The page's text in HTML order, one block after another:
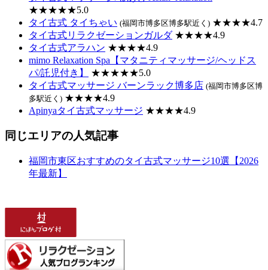
★★★★★5.0
タイ古式 タイちゃい (福岡市博多区博多駅近く) ★★★★4.7
タイ古式リラクゼーションガルダ★★★★4.9
タイ古式アラハン ★★★★4.9
mimo Relaxation Spa【マタニティマッサージ/ヘッドス
パ/託児付き】
★★★★★5.0
タイ古式マッサージ バーンラック博多店 (福岡市博多区博
多駅近く) ★★★★4.9
Apinyaタイ古式マッサージ ★★★★4.9
同じエリアの人気記事
福岡市東区おすすめのタイ古式マッサージ10選【2026
年最新】